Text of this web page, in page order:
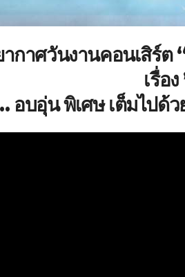
กาศวันงานคอนเสิร์ต
เรื่อง
อบอุ่น พิเศษ เต็มไปด้